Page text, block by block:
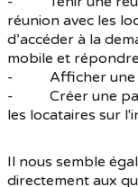
réunion avec les
d’accéder à la
mobile et
- Afficher une
- Créer une
les locataires sur
Il nous semble
directement aux